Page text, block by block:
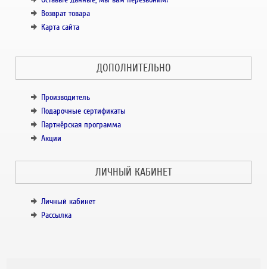
Возврат товара
Карта сайта
ДОПОЛНИТЕЛЬНО
Производитель
Подарочные сертификаты
Партнёрская программа
Акции
ЛИЧНЫЙ КАБИНЕТ
Личный кабинет
Рассылка